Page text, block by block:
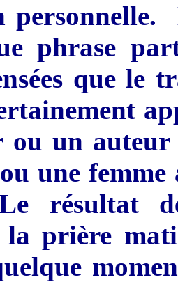
phrase
que
ou un
une
résultat
la prière